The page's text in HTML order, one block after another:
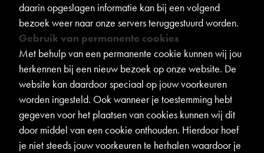
daarin opgeslagen informatie kan bij een volgend
bezoek weer naar onze servers teruggestuurd worden.
Gebruik van permanente cookies
Met behulp van een permanente cookie kunnen wij jou
herkennen bij een nieuw bezoek op onze website. De
website kan daardoor speciaal op jouw voorkeuren
worden ingesteld. Ook wanneer je toestemming hebt
gegeven voor het plaatsen van cookies kunnen wij dit
door middel van een cookie onthouden. Hierdoor hoef
je niet steeds jouw voorkeuren te herhalen waardoor je